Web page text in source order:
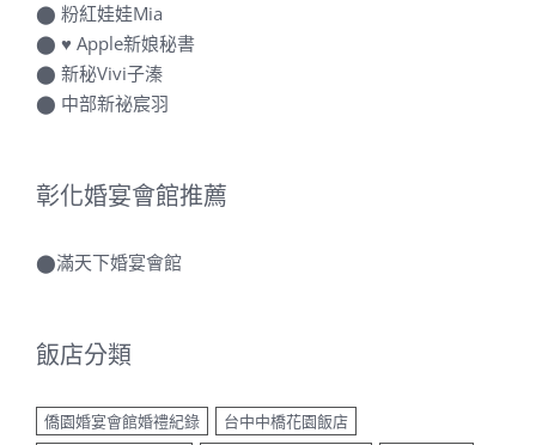
⬤ 粉紅娃娃Mia
⬤ ♥ Apple新娘秘書
⬤ 新秘Vivi子溱
⬤ 中部新祕宸羽
彰化婚宴會館推薦
⬤滿天下婚宴會館
飯店分類
僑園婚宴會館婚禮紀錄
台中中橋花園飯店